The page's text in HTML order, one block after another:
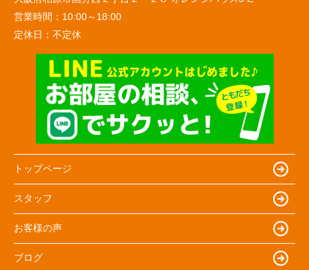
営業時間： 10:00～18:00
定休日： 不定休
トップページ
スタッフ
お客様の声
ブログ